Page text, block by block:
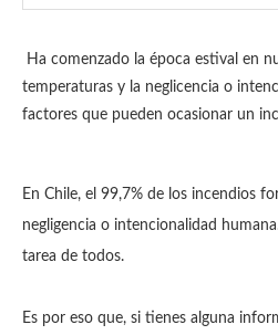
Ha comenzado la época estival en
temperaturas y la neglicencia o
factores que pueden ocasionar un
En Chile, el 99,7% de los incendios
negligencia o intencionalidad
tarea de todos.
Es por eso que, si tienes alguna